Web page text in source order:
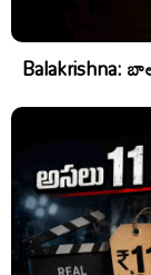
Balakrishna: